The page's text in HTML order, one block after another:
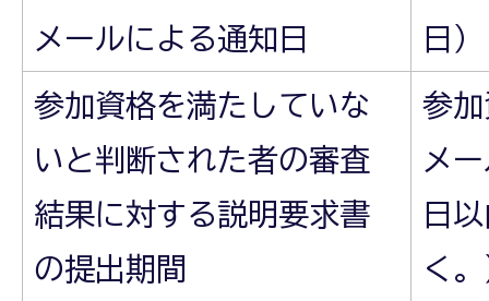
メールによる通知日
日）
参加資格を満たしていな
いと判断された者の審査
結果に対する説明要求書
の提出期間
参
メ
日
く